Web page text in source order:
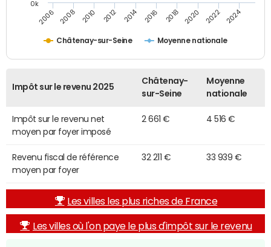
Châtenay-sur-Seine Moyenne nationale
2006 2008 2010 2012 2014 2016 2018 2020 2022 2024
0k
Impôt sur le revenu 2025
Châtenay-
sur-Seine
Moyenne
nationale
Impôt sur le revenu net
moyen par foyer imposé
2 661 € 4 516 €
Revenu fiscal de référence
moyen par foyer
32 211 € 33 939 €
Les villes les plus riches de France
Les villes où l'on paye le plus d'impôt sur le revenu